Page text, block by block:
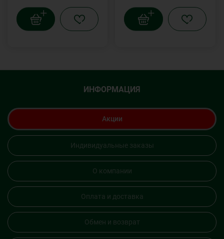
ИНФОРМАЦИЯ
Акции
Индивидуальные заказы
О компании
Оплата и доставка
Обмен и возврат